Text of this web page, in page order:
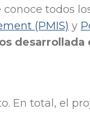
todos
(PMIS) y
desarrollada
En total, el